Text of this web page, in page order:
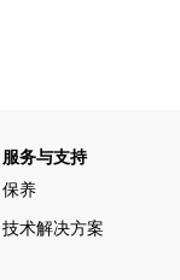
服务与支持
保养
技术解决方案